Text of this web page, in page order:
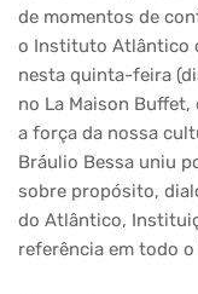
de momentos de
o Instituto Atlântico
nesta quinta-feira
no La Maison Buffet,
a força da nossa
Bráulio Bessa uniu
sobre propósito,
do Atlântico,
referência em todo